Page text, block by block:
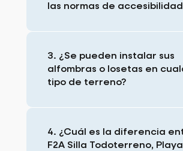
las normas de
3. ¿Se pueden instalar sus
alfombras o losetas en
tipo de terreno?
4. ¿Cuál es la diferencia
F2A Silla Todoterreno,